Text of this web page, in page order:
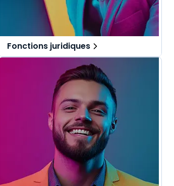
Fonctions juridiques
Des solutions tout-en-un, spécialement
pensées pour les fonctions juridiques.
Une offre globale pour vous repérer dans
vos missions au quotidien.